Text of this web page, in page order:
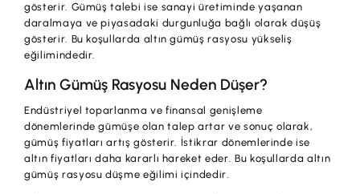
gösterir. Gümüş talebi ise sanayi üretiminde yaşanan
daralmaya ve piyasadaki durgunluğa bağlı olarak düşüş
gösterir. Bu koşullarda altın gümüş rasyosu yükseliş
eğilimindedir.
Altın Gümüş Rasyosu Neden Düşer?
Endüstriyel toparlanma ve finansal genişleme
dönemlerinde gümüşe olan talep artar ve sonuç olarak,
gümüş fiyatları artış gösterir. İstikrar dönemlerinde ise
altın fiyatları daha kararlı hareket eder. Bu koşullarda altın
gümüş rasyosu düşme eğilimi içindedir.